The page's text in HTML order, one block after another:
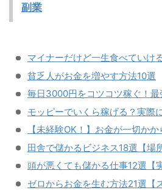
副業
マイナーだけど一生食べていけ
貧乏人がお金を増やす方法10選
毎日3000円をコツコツ稼ぐ！最
モッピーでいくら稼げる？実際
【未経験OK！】お金が一切か
田舎で儲かるビジネス18選【場
頭が悪くても儲かる仕事12選【
ゼロからお金を生む方法21選【